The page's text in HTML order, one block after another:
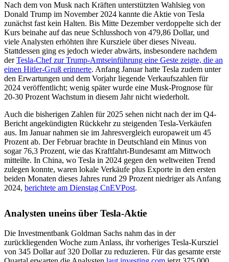
Nach dem von Musk nach Kräften unterstützten Wahlsieg von
Donald Trump im November 2024 kannte die Aktie von Tesla
zunächst fast kein Halten. Bis Mitte Dezember verdoppelte sich der
Kurs beinahe auf das neue Schlusshoch von 479,86 Dollar, und
viele Analysten erhöhten ihre Kursziele über dieses Niveau.
Stattdessen ging es jedoch wieder abwärts, insbesondere nachdem
derTesla-Chef zur Trump-Amtseinführung eine Geste zeigte, die an
einen Hitler-Gruß erinnerte. Anfang Januar hatte Tesla zudem unter
den Erwartungen und dem Vorjahr liegende Verkaufszahlen für
2024 veröffentlicht; wenig später wurde eine Musk-Prognose für
20-30 Prozent Wachstum in diesem Jahr nicht wiederholt.
Auch die bisherigen Zahlen für 2025 sehen nicht nach der im Q4-
Bericht angekündigten Rückkehr zu steigenden Tesla-Verkäufen
aus. Im Januar nahmen sie im Jahresvergleich europaweit um 45
Prozent ab. Der Februar brachte in Deutschland ein Minus von
sogar 76,3 Prozent, wie das Kraftfahrt-Bundesamt am Mittwoch
mitteilte. In China, wo Tesla in 2024 gegen den weltweiten Trend
zulegen konnte, waren lokale Verkäufe plus Exporte in den ersten
beiden Monaten dieses Jahres rund 29 Prozent niedriger als Anfang
2024, berichtete am Dienstag CnEVPost.
Analysten uneins über Tesla-Aktie
Die Investmentbank Goldman Sachs nahm das in der
zurückliegenden Woche zum Anlass, ihr vorheriges Tesla-Kursziel
von 345 Dollar auf 320 Dollar zu reduzieren. Für das gesamte erste